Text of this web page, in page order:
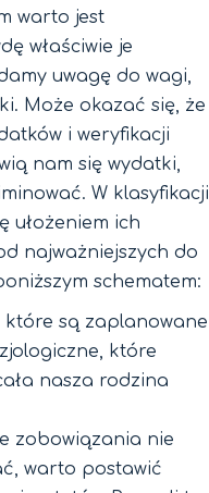
warto jest
właściwie je
uwagę do wagi,
Może okazać się, że
i weryfikacji
nam się wydatki,
W klasyfikacji
ułożeniem ich
najważniejszych do
schematem:
które są zaplanowane
które
nasza rodzina
zobowiązania nie
warto postawić